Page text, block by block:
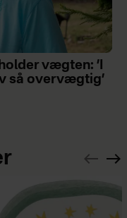
vægten: ’I
så overvægtig’